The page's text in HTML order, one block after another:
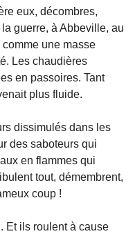
eux, décombres,
guerre, à Abbeville, au
une masse
Les chaudières
en passoires. Tant
plus fluide.
dissimulés dans les
des saboteurs qui
en flammes qui
tout, démembrent,
coup !
Et ils roulent à cause